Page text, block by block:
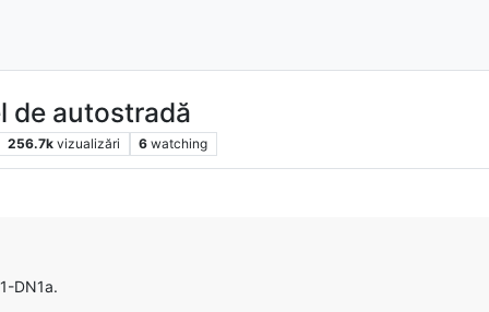
de autostradă
256.7k vizualizări 6 watching
DN1a.